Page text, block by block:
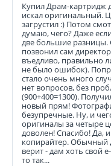
Купил Драм-картридж
искал оригинальный.
загрустил :) Потом
думаю, чего? Даже
две большие разницы.
позвонил сам
въедливо, правильно
не было ошибок).
стало очень много
нет вопросов, без
(900+400=1300).
новый прям!
безупречные. Ну, и
оригиналы за четыре
доволен! Спасибо! Да,
копирайтер. Обычный
верит - дам хоть свой
то так...